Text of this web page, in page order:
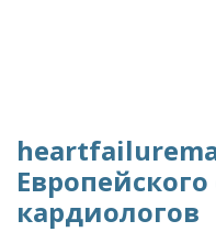
кардиологов